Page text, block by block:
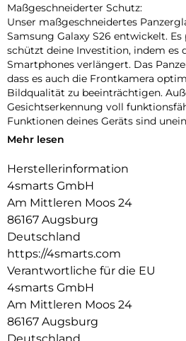
Maßgeschneiderter Schutz:
Unser maßgeschneidertes
Samsung Galaxy S26 entwickelt.
schützt deine Investition, indem es
Smartphones verlängert. Das
dass es auch die Frontkamera
Bildqualität zu beeinträchtigen.
Gesichtserkennung voll
Funktionen deines Geräts sind
Einfache Montage:
einfacher zu montieren als eine
mitgelieferten Reinigungsset lässt
staubfrei anbringen. Und wenn es
auszutauschen, ist das genauso
Glass erhalten Sie einen effektiven
Displayschutz für Ihr mobiles Gerät.
Kristallklare Qualität:
Der Displayschutz bietet nicht nur
Nutzung des Touchscreens. Trotz
der Displayschutz mit einer
Mehr lesen
Herstellerinformation
4smarts GmbH
Am Mittleren Moos 24
86167 Augsburg
Deutschland
https://4smarts.com
Verantwortliche für die EU
4smarts GmbH
Am Mittleren Moos 24
86167 Augsburg